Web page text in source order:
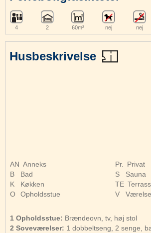
Husbeskrivelse
AN Anneks
B
Bad
K
Køkken
O
Opholdsstue
Pr.
Privat
S
Sauna
TE
V
Værelse
1 Opholdsstue: Brændeovn, tv, høj stol
2 Soveværelser: 1 dobbeltseng, 2 senge,
4 2 60m² nej nej